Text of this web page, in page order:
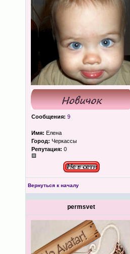
Сообщения: 9
Имя: Елена
Город: Черкассы
Репутация: 0
Вернуться к началу
permsvet